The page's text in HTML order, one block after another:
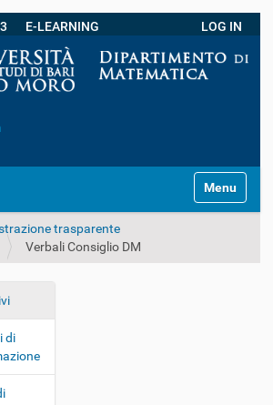
E-LEARNING LOG IN
Toggle
trasparente
Verbali Consiglio DM
di